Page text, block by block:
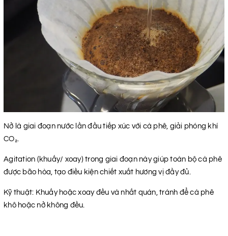
Nở là giai đoạn nước lần đầu tiếp xúc với cà phê, giải phóng khí
CO₂.
Agitation (khuấy/ xoay) trong giai đoạn này giúp toàn bộ cà phê
được bão hòa, tạo điều kiện chiết xuất hương vị đầy đủ.
Kỹ thuật: Khuấy hoặc xoay đều và nhất quán, tránh để cà phê
khô hoặc nở không đều.